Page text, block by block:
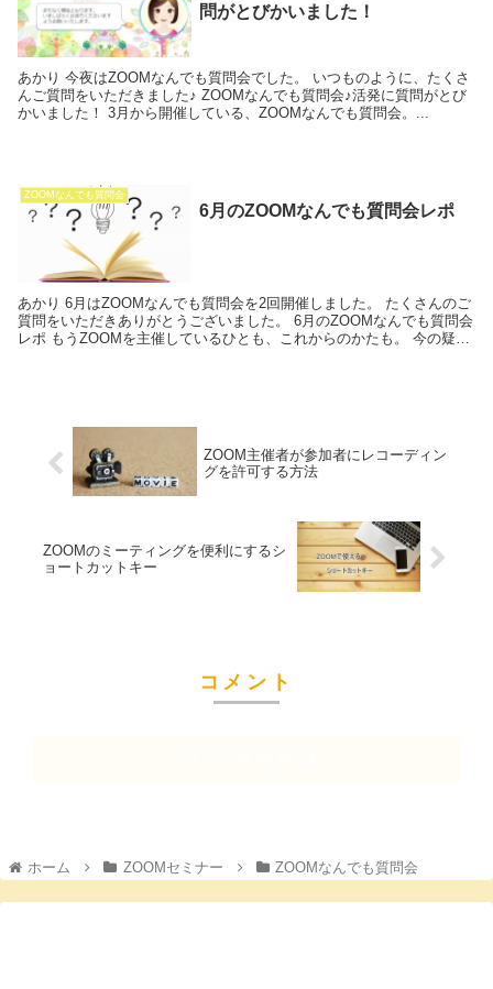
問がとびかいました！
あかり 今夜はZOOMなんでも質問会でした。 いつものように、たくさ
んご質問をいただきました♪ ZOOMなんでも質問会♪活発に質問がとび
かいました！ 3月から開催している、ZOOMなんでも質問会。...
ZOOMなんでも質問会
6月のZOOMなんでも質問会レポ
あかり 6月はZOOMなんでも質問会を2回開催しました。 たくさんのご
質問をいただきありがとうございました。 6月のZOOMなんでも質問会
レポ もうZOOMを主催しているひとも、これからのかたも。 今の疑問
ZOOM主催者が参加者にレコーディン
グを許可する方法
ZOOMのミーティングを便利にするシ
ョートカットキー
コメント
ホーム ZOOMセミナー ZOOMなんでも質問会